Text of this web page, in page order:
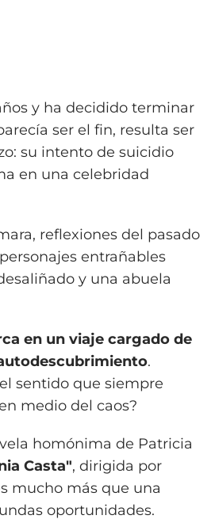
y ha decidido terminar
ser el fin, resulta ser
su intento de suicidio
en una celebridad
reflexiones del pasado
entrañables
y una abuela
en un viaje cargado de
.
sentido que siempre
medio del caos?
homónima de Patricia
Casta", dirigida por
mucho más que una
oportunidades.